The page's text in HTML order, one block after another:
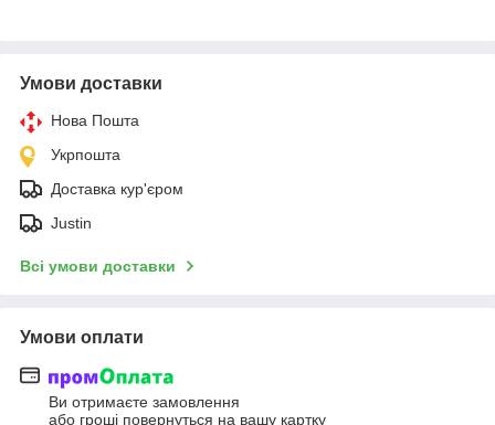
Умови доставки
Нова Пошта
Укрпошта
Доставка кур'єром
Justin
Всі умови доставки
Умови оплати
Ви отримаєте замовлення
або гроші повернуться на вашу картку